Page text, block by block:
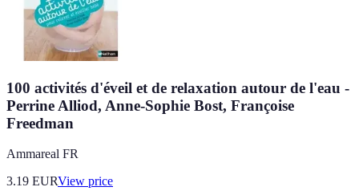
100 activités d'éveil et de relaxation autour de l'eau -
Perrine Alliod, Anne-Sophie Bost, Françoise
Freedman
Ammareal FR
3.19 EURView price